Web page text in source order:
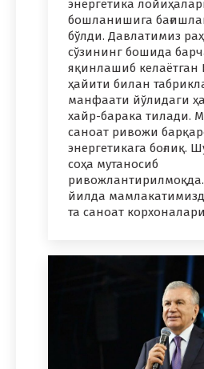
энергетика
бошланишига
бўлди. Давлатимиз
сўзининг бошида
яқинлашиб келаётган
ҳайити билан
манфаати йўлидаги
хайр-барака тилади.
саноат ривожи
энергетикага боғлиқ.
соҳа мутаносиб
ривожлантирилмоқда.
йилда
та саноат